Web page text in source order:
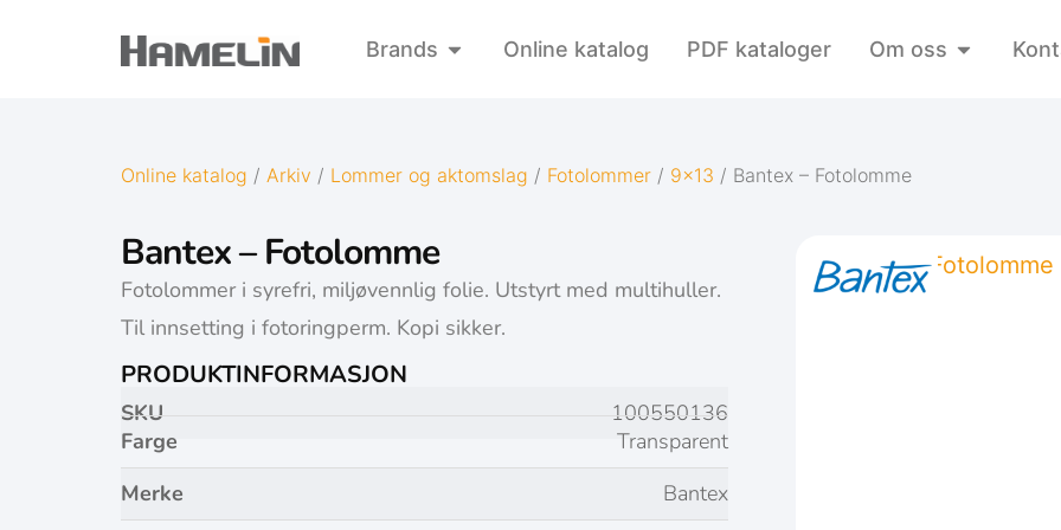
Brands Online katalog PDF kataloger Om oss
Online katalog / Arkiv / Lommer og aktomslag / Fotolommer / 9x13 / Bantex – Fotolomme
Bantex – Fotolomme
Fotolommer i syrefri, miljøvennlig folie. Utstyrt med multihuller.
Til innsetting i fotoringperm. Kopi sikker.
PRODUKTINFORMASJON
SKU
100550136
Farge
Transparent
Merke
Bantex